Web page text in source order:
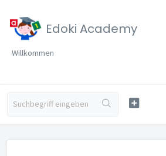
Edoki Academy
Willkommen